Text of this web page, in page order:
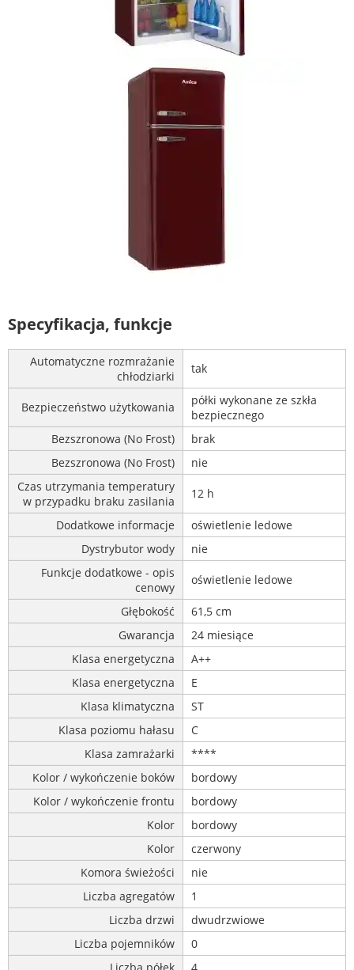
Specyfikacja, funkcje
Automatyczne rozmrażanie
chłodziarki
tak
Bezpieczeństwo użytkowania
półki wykonane ze szkła
bezpiecznego
Bezszronowa (No Frost)
brak
Bezszronowa (No Frost)
nie
Czas utrzymania temperatury
w przypadku braku zasilania
12 h
Dodatkowe informacje
oświetlenie ledowe
Dystrybutor wody
nie
Funkcje dodatkowe - opis
cenowy
oświetlenie ledowe
Głębokość
61,5 cm
Gwarancja
24 miesiące
Klasa energetyczna
A++
Klasa energetyczna
E
Klasa klimatyczna
ST
Klasa poziomu hałasu
C
Klasa zamrażarki
****
Kolor / wykończenie boków
bordowy
Kolor / wykończenie frontu
bordowy
Kolor
bordowy
Kolor
czerwony
Komora świeżości
nie
Liczba agregatów
1
Liczba drzwi
dwudrzwiowe
Liczba pojemników
0
Liczba półek
4